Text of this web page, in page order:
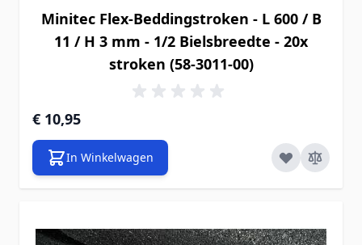
Minitec Flex-Beddingstroken - L 600 / B
11 / H 3 mm - 1/2 Bielsbreedte - 20x
stroken (58-3011-00)
€ 10,95
In Winkelwagen